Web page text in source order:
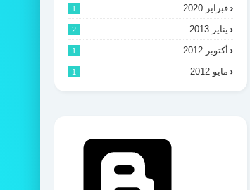
فبراير 2020 1
يناير 2013 2
أكتوبر 2012 1
مايو 2012 1